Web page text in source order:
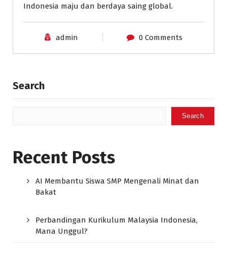
Indonesia maju dan berdaya saing global.
admin 0 Comments
Search
Search
Recent Posts
AI Membantu Siswa SMP Mengenali Minat dan
Bakat
Perbandingan Kurikulum Malaysia Indonesia,
Mana Unggul?